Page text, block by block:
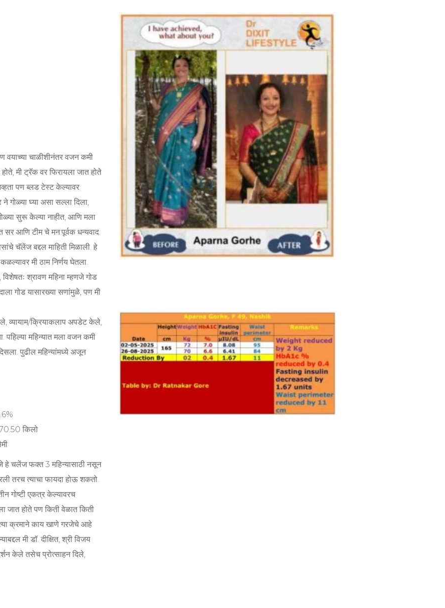
वयाच्या चाळीशीनंतर वजन कमी
मी ट्रॅक वर फिरायला जात होते
पण ब्लड टेस्ट केल्यावर
गोळ्या घ्या असा सल्ला दिला,
सुरू केल्या नाहीत, आणि मला
सर आणि टीम चे मन:पूर्वक धन्यवाद.
चॅलेंज बद्दल माहिती मिळाली. हे
मी ठाम निर्णय घेतला.
विशेषतः श्रावण महिना म्हणजे गोड
गोड यासारख्या सणांमुळे, पण मी
व्यायाम/क्रियाकलाप अपडेट केले,
पहिल्या महिन्यात मला वजन कमी
पुढील महिन्यांमध्ये अजून
किलो
हे चलेंज फक्त 3 महिन्यासाठी नसून
तरच त्याचा फायदा होऊ शकतो.
गोष्टी एकत्र केल्यावरच
जात होते पण किती वेळात किती
क्रमाने काय खाणे गरजेचे आहे
मी डॉ. दीक्षित, श्री विजय
केले तसेच प्रोत्साहन दिले,